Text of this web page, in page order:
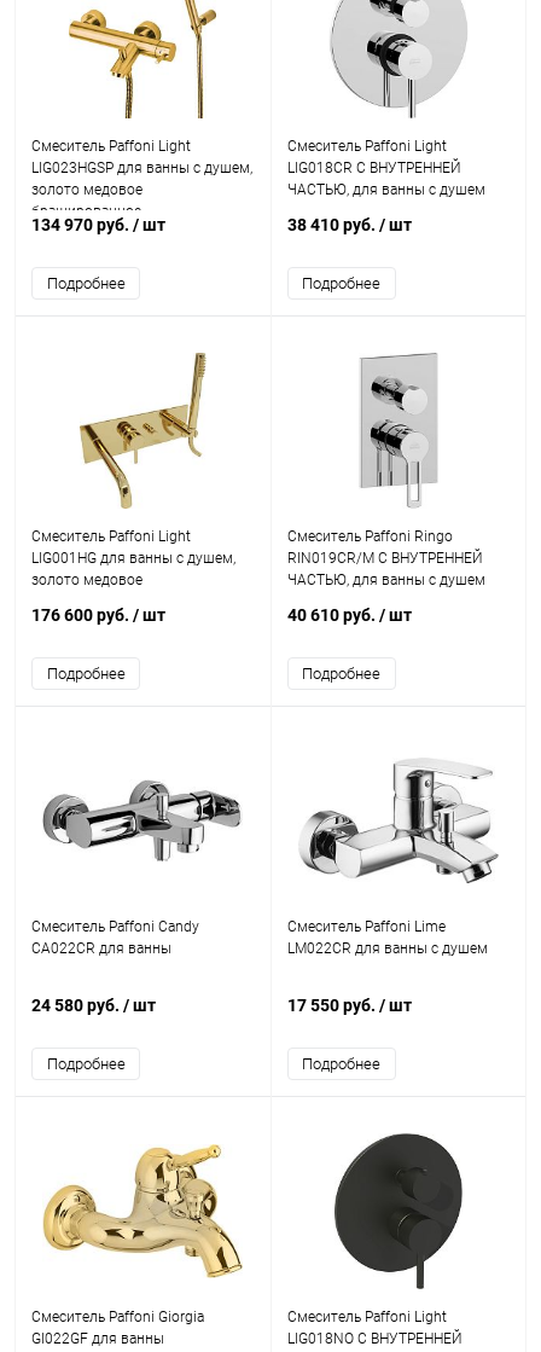
Смеситель Paffoni Light
LIG023HGSP для ванны с душем,
золото медовое
брашированное
134 970 руб. / шт
Подробнее
Смеситель Paffoni Light
LIG018CR С ВНУТРЕННЕЙ
ЧАСТЬЮ, для ванны с душем
38 410 руб. / шт
Подробнее
Смеситель Paffoni Light
LIG001HG для ванны с душем,
золото медовое
176 600 руб. / шт
Подробнее
Смеситель Paffoni Ringo
RIN019CR/M С ВНУТРЕННЕЙ
ЧАСТЬЮ, для ванны с душем
40 610 руб. / шт
Подробнее
Смеситель Paffoni Candy
CA022CR для ванны
24 580 руб. / шт
Подробнее
Смеситель Paffoni Lime
LM022CR для ванны с душем
17 550 руб. / шт
Подробнее
Смеситель Paffoni Giorgia
GI022GF для ванны
Смеситель Paffoni Light
LIG018NO С ВНУТРЕННЕЙ